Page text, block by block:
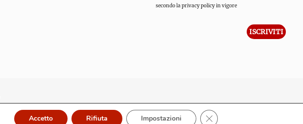
secondo la privacy policy in vigore
Accetto Rifiuta Impostazioni Close GDPR Cookie Banner